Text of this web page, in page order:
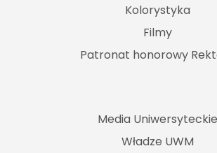
Kolorystyka
Filmy
Patronat honorowy
Media Uniwersyteckie
Władze UWM